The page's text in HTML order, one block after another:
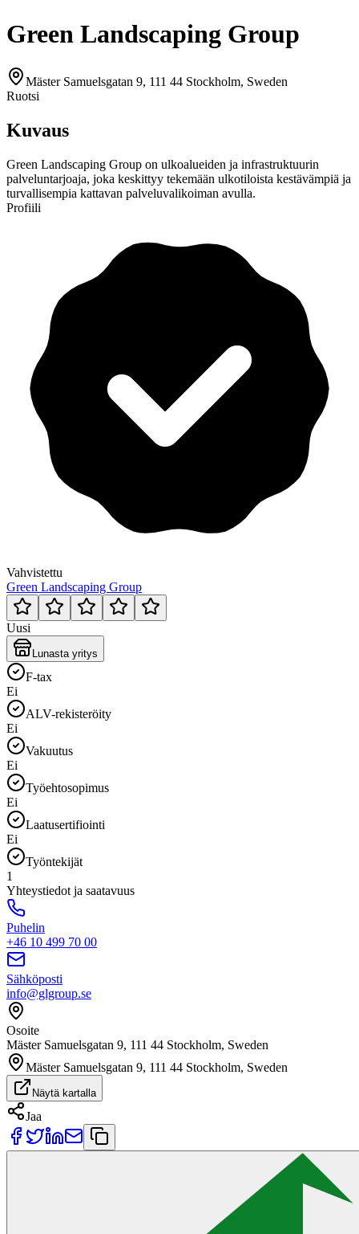
Green Landscaping Group
Mäster Samuelsgatan 9, 111 44 Stockholm, Sweden
Ruotsi
Kuvaus
Green Landscaping Group on ulkoalueiden ja infrastruktuurin
palveluntarjoaja, joka keskittyy tekemään ulkotiloista kestävämpiä ja
turvallisempia kattavan palveluvalikoiman avulla.
Profiili
Vahvistettu
Green Landscaping Group
Uusi
Lunasta yritys
F-tax
Ei
ALV-rekisteröity
Ei
Vakuutus
Ei
Työehtosopimus
Ei
Laatusertifiointi
Ei
Työntekijät
1
Yhteystiedot ja saatavuus
Puhelin
+46 10 499 70 00
Sähköposti
info@glgroup.se
Osoite
Mäster Samuelsgatan 9, 111 44 Stockholm, Sweden
Mäster Samuelsgatan 9, 111 44 Stockholm, Sweden
Näytä kartalla
Jaa